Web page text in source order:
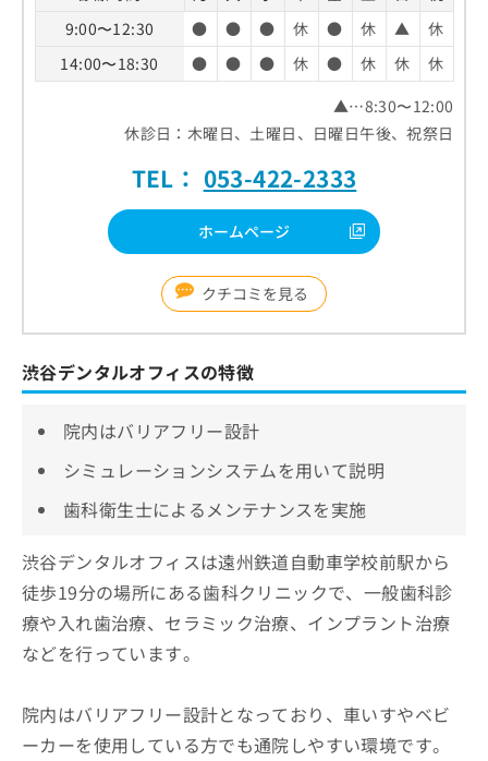
9:00〜12:30
● ● ● 休 ● 休 ▲
休
14:00〜18:30
● ● ● 休 ● 休 休
休
▲…8:30〜12:00
休診日：木曜日、土曜日、日曜日午後、祝祭日
TEL： 053-422-2333
ホームページ
クチコミを見る
渋谷デンタルオフィスの特徴
院内はバリアフリー設計
シミュレーションシステムを用いて説明
歯科衛生士によるメンテナンスを実施
渋谷デンタルオフィスは遠州鉄道自動車学校前駅から
徒歩19分の場所にある歯科クリニックで、一般歯科診
療や入れ歯治療、セラミック治療、インプラント治療
などを行っています。
院内はバリアフリー設計となっており、車いすやベビ
ーカーを使用している方でも通院しやすい環境です。